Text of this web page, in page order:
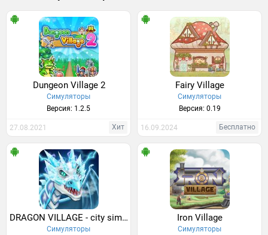
Dungeon Village 2
Симуляторы
Версия: 1.2.5
27.08.2021 Хит
Fairy Village
Симуляторы
Версия: 0.19
16.09.2024 Бесплатно
DRAGON VILLAGE - city sim mania
Симуляторы
Iron Village
Симуляторы